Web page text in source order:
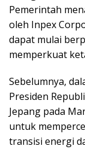
Pemerintah
oleh Inpex
dapat mulai
memperkuat
Sebelumnya,
Presiden
Jepang pada
untuk
transisi energi